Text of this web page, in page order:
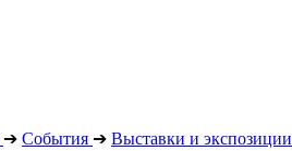
➔ События ➔ Выставки и экспозиции